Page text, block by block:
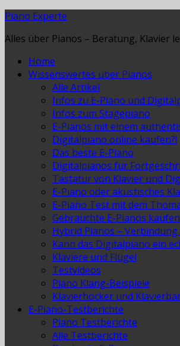
Piano Experte
Alles über Pianos – Beratung, Klavier
Home
Wissenswertes über Pianos
Alle Artikel
Infos zu E-Piano und
Infos zum Stagepiano
E-Pianos mit einem
Digitalpiano online kaufen?!
Das beste E-Piano
Digitalpianos für
Tastatur von Klavier und
E-Piano oder akustisches
E-Piano Test mit dem
Gebrauchte E-Pianos kaufen
Hybrid Pianos –
Kann das Digitalpiano ein
Klaviere und Flügel
Testvideos
Piano Klang-Beispiele
Klavierhocker und
E-Piano-Testberichte
Piano Testberichte
Alle Testberichte